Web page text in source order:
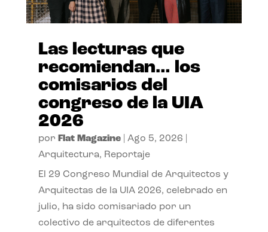
Las lecturas que
recomiendan… los
comisarios del
congreso de la UIA
2026
por Flat Magazine| Ago 5, 2026
Arquitectura, Reportaje
El 29 Congreso Mundial de Arquitectos y
Arquitectas de la UIA 2026, celebrado en
julio, ha sido comisariado por un
colectivo de arquitectos de diferentes